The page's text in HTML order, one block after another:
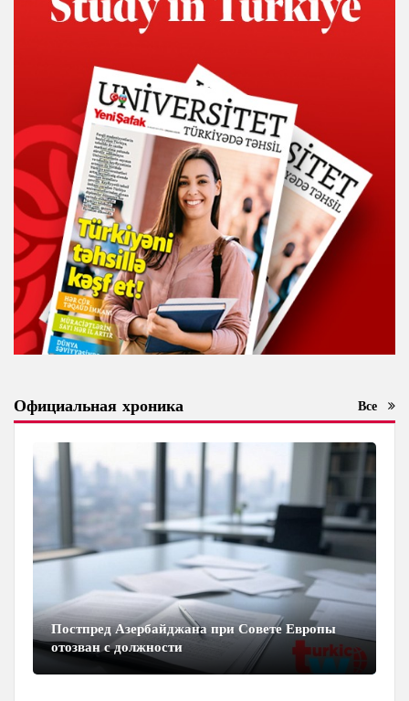
Официальная хроника Все
Постпред Азербайджана при Совете Европы
отозван с должности